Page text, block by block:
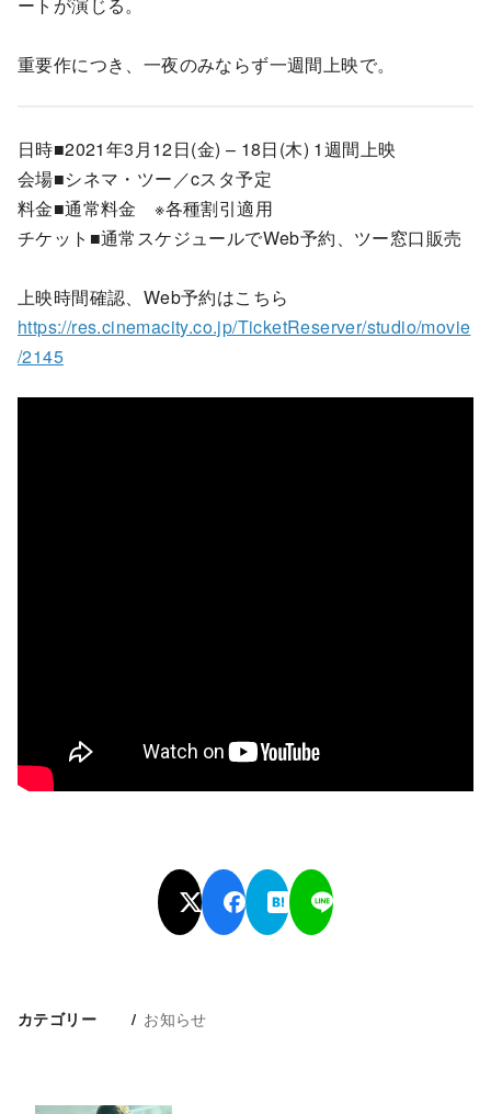
重要作につき、一夜のみならず一週間上映で。
日時■2021年3月12日(金) – 18日(木) 1週間上映
会場■シネマ・ツー／cスタ予定
料金■通常料金 ※各種割引適用
チケット■通常スケジュールでWeb予約、ツー窓口販売
上映時間確認、Web予約はこちら
https://res.cinemacity.co.jp/TicketReserver/studio/movie
/2145
カテゴリー お知らせ